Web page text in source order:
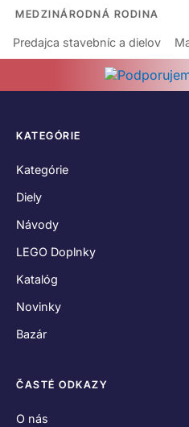
MEDZINÁRODNÁ RODINA
Predajca stavebníc a dielov
KATEGÓRIE
Kategórie
Diely
Návody
LEGO Doplnky
Katalóg
Novinky
Bazár
ČASTÉ ODKAZY
O nás